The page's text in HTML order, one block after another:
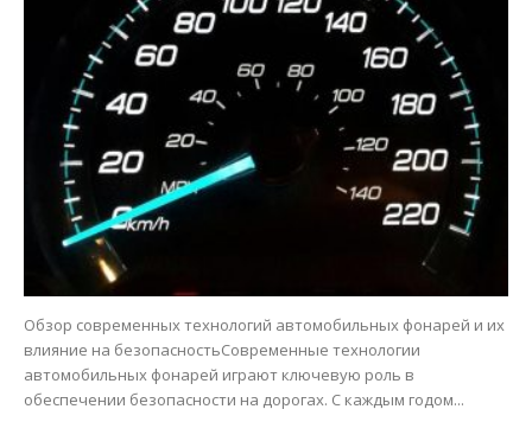
Обзор современных технологий автомобильных фонарей и их
влияние на безопасностьСовременные технологии
автомобильных фонарей играют ключевую роль в
обеспечении безопасности на дорогах. С каждым годом...